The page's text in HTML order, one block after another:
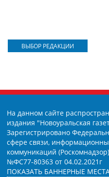
ВЫБОР РЕДАКЦИИ
На данном сайте
издания "Новоуральская
Зарегистрировано
сфере связи,
коммуникаций
№ФС77-80363 от 04.02.2021г
ПОКАЗАТЬ БАННЕРНЫЕ